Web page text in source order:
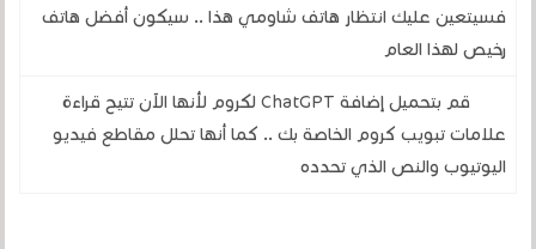
فسيتعين عليك انتظار هاتف شاومي هذا .. سيكون أفضل هاتف
رخيص لهذا العام
قم بتحميل إضافة ChatGPT لكروم لأنها الآن تتيح قراءة
علامات تبويب كروم الخاصة بك .. كما أنها تحلل مقاطع فيديو
اليوتيوب والنص الذي تحدده